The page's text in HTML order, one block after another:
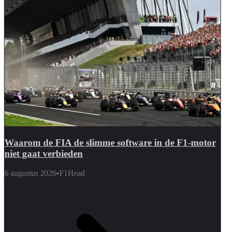
Waarom de FIA de slimme software in de F1-motor
niet gaat verbieden
6 augustus 2026•F1Head